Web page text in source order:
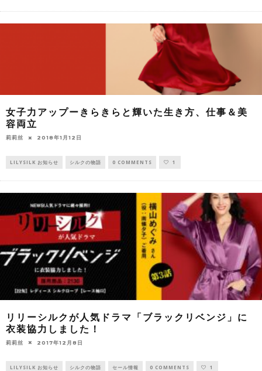
女子力アップーきらきらと輝いた生き方、仕事＆美
容両立
莉莉丝 2018年1月12日
LILYSILK お知らせ シルクの物語 0 COMMENTS 1
リリーシルクが人気ドラマ「ブラックリベンジ」に
衣装協力しました！
莉莉丝 2017年12月8日
LILYSILK お知らせ シルクの物語 セール情報 0 COMMENTS 1